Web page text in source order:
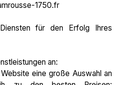
1750.fr
für den Erfolg Ihres
an:
eine große Auswahl an